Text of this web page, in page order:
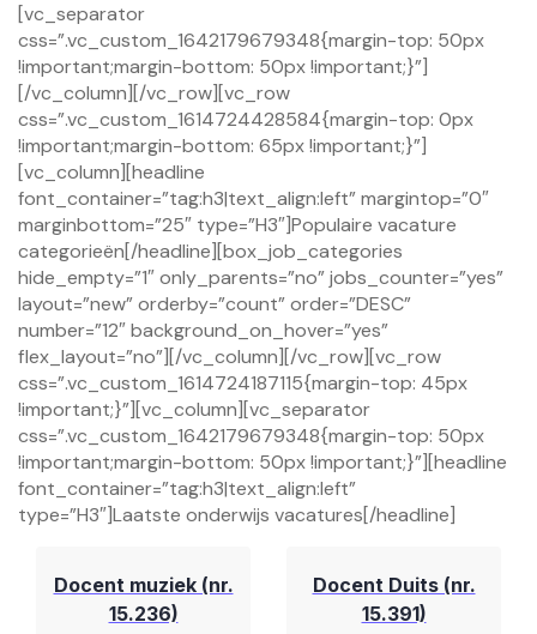
[vc_separator
css=”.vc_custom_1642179679348{margin-top: 50px
!important;margin-bottom: 50px !important;}”]
[/vc_column][/vc_row][vc_row
css=”.vc_custom_1614724428584{margin-top: 0px
!important;margin-bottom: 65px !important;}”]
[vc_column][headline
font_container=”tag:h3|text_align:left” margintop=”0″
marginbottom=”25″ type=”H3″]Populaire vacature
categorieën[/headline][box_job_categories
hide_empty=”1″ only_parents=”no” jobs_counter=”yes”
layout=”new” orderby=”count” order=”DESC”
number=”12″ background_on_hover=”yes”
flex_layout=”no”][/vc_column][/vc_row][vc_row
css=”.vc_custom_1614724187115{margin-top: 45px
!important;}”][vc_column][vc_separator
css=”.vc_custom_1642179679348{margin-top: 50px
!important;margin-bottom: 50px !important;}”][headline
font_container=”tag:h3|text_align:left”
type=”H3″]Laatste onderwijs vacatures[/headline]
Docent muziek (nr.
15.236)
Docent Duits (nr.
15.391)